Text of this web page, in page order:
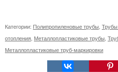
Категории: Полипропиленовые трубы
отопления Металлопластиковые трубы
Металлопластиковые труб-маркировки